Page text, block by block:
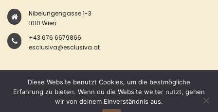
Nibelungengasse 1-3
1010 Wien
+43 676 6679866
esclusiva@esclusiva.at
COPYRIGHT © ESCLUSIVA
Diese Website benutzt Cookies, um die bestmögliche
Erfahrung zu bieten. Wenn du die Website weiter nutzt, gehen
wir von deinem Einverständnis aus.